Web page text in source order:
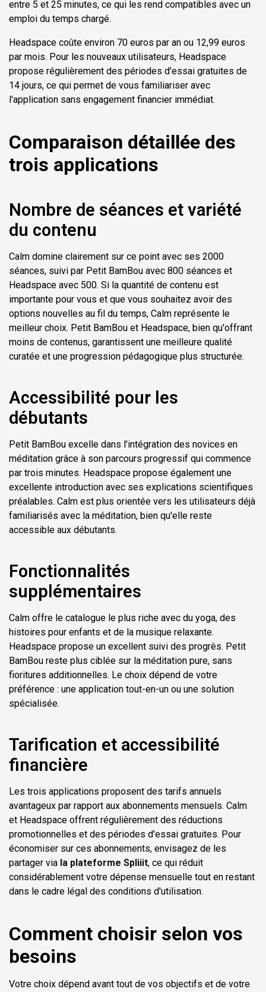
entre 5 et 25 minutes, ce qui les rend compatibles avec un
emploi du temps chargé.
Headspace coûte environ 70 euros par an ou 12,99 euros
par mois. Pour les nouveaux utilisateurs, Headspace
propose régulièrement des périodes d'essai gratuites de
14 jours, ce qui permet de vous familiariser avec
l'application sans engagement financier immédiat.
Comparaison détaillée des
trois applications
Nombre de séances et variété
du contenu
Calm domine clairement sur ce point avec ses 2000
séances, suivi par Petit BamBou avec 800 séances et
Headspace avec 500. Si la quantité de contenu est
importante pour vous et que vous souhaitez avoir des
options nouvelles au fil du temps, Calm représente le
meilleur choix. Petit BamBou et Headspace, bien qu'offrant
moins de contenus, garantissent une meilleure qualité
curatée et une progression pédagogique plus structurée.
Accessibilité pour les
débutants
Petit BamBou excelle dans l'intégration des novices en
méditation grâce à son parcours progressif qui commence
par trois minutes. Headspace propose également une
excellente introduction avec ses explications scientifiques
préalables. Calm est plus orientée vers les utilisateurs déjà
familiarisés avec la méditation, bien qu'elle reste
accessible aux débutants.
Fonctionnalités
supplémentaires
Calm offre le catalogue le plus riche avec du yoga, des
histoires pour enfants et de la musique relaxante.
Headspace propose un excellent suivi des progrès. Petit
BamBou reste plus ciblée sur la méditation pure, sans
fioritures additionnelles. Le choix dépend de votre
préférence : une application tout-en-un ou une solution
spécialisée.
Tarification et accessibilité
financière
Les trois applications proposent des tarifs annuels
avantageux par rapport aux abonnements mensuels. Calm
et Headspace offrent régulièrement des réductions
promotionnelles et des périodes d'essai gratuites. Pour
économiser sur ces abonnements, envisagez de les
partager via la plateforme Spliiit, ce qui réduit
considérablement votre dépense mensuelle tout en restant
dans le cadre légal des conditions d'utilisation.
Comment choisir selon vos
besoins
Votre choix dépend avant tout de vos objectifs et de votre